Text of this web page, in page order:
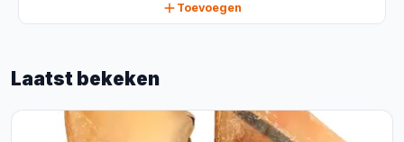
Toevoegen
Laatst bekeken